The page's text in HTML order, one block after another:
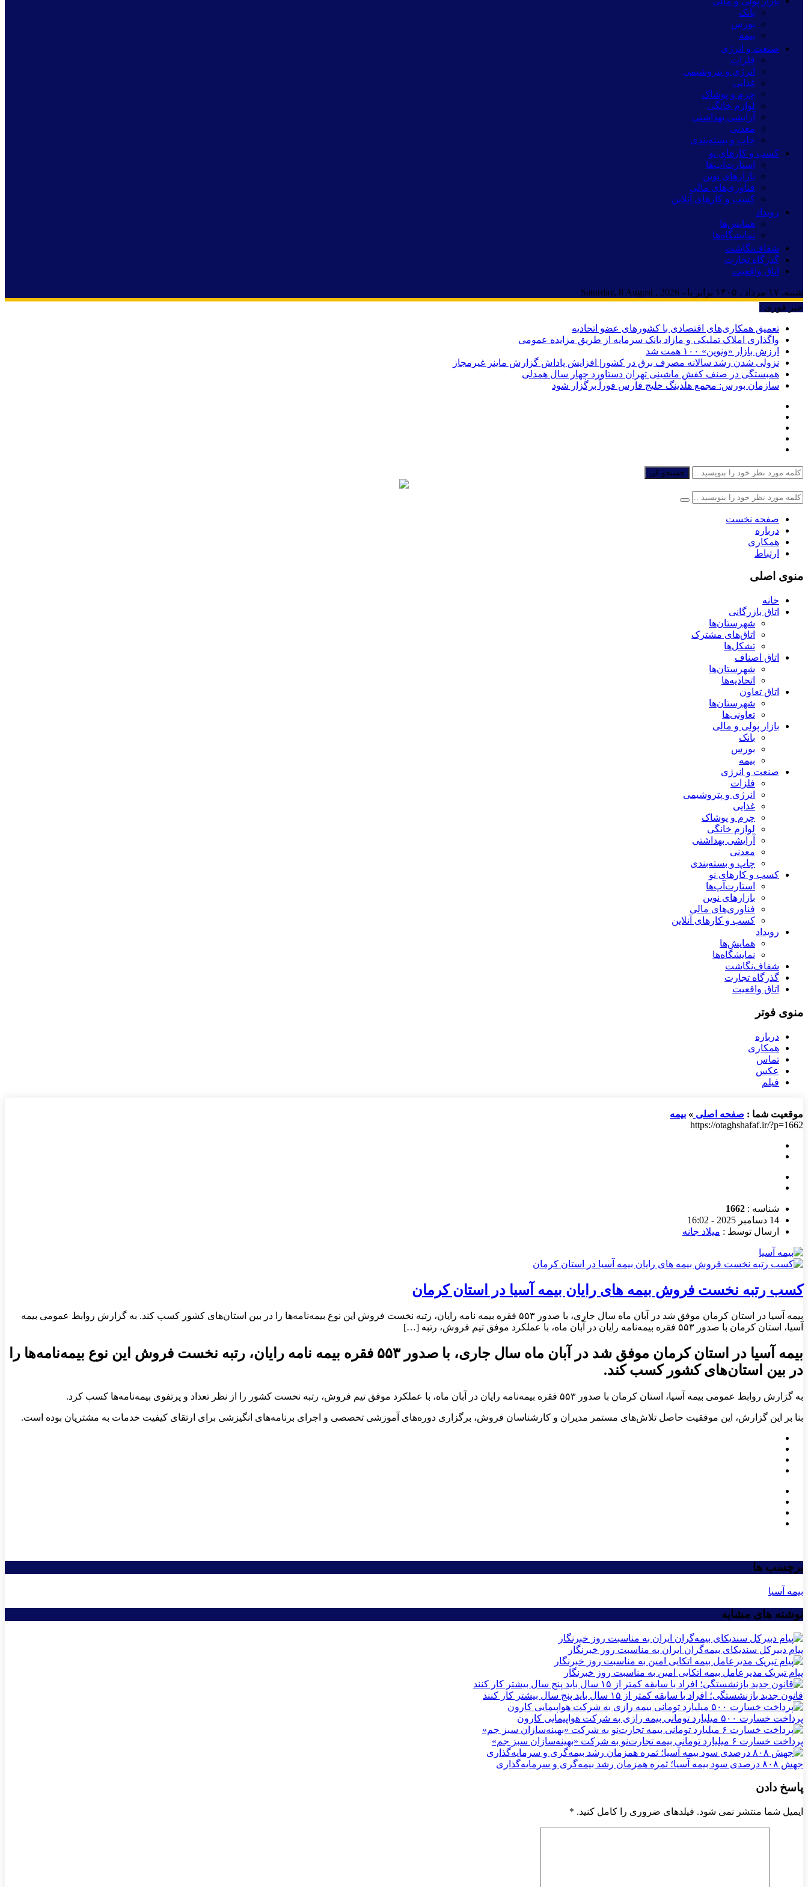
بانک
بورس
بیمه
صنعت و انرژی
فلزات
انرژی و پتروشیمی
غذایی
چرم و پوشاک
لوازم خانگی
آرایشی بهداشتی
معدنی
چاپ و بسته‌بندی
کسب و کارهای نو
استارت‌آپ‌ها
بازارهای نوین
فناوری‌های مالی
کسب و کارهای آنلاین
رویداد
همایش‌ها
نمایشگاه‌ها
شفاف‌نگاشت
گذرگاه تجارت
اتاق واقعیت
شنبه, ۱۷ مرداد , ۱۴۰۵ برابر با - Saturday, 8 August , 2026
خبر فوری :
تعمیق همکاری‌های اقتصادی با کشورهای عضو اتحادیه
واگذاری املاک تملیکی و مازاد بانک سرمایه از طریق مزایده عمومی
ارزش بازار «ونوین» ۱۰۰ همت شد
نزولی شدن رشد سالانه مصرف برق در کشور| افزایش پاداش گزارش ماینر غیرمجاز
همبستگی در صنف کفش ماشینی تهران دستاورد چهار سال همدلی
سازمان بورس: مجمع هلدینگ خلیج فارس فوراً برگزار شود
جستجو کن
صفحه نخست
درباره
همکاری
ارتباط
منوی اصلی
خانه
اتاق بازرگانی
شهرستان‌ها
اتاق‌های مشترک
تشکل‌ها
اتاق اصناف
شهرستان‌ها
اتحادیه‌ها
اتاق تعاون
شهرستان‌ها
تعاونی‌ها
بازار پولی و مالی
بانک
بورس
بیمه
صنعت و انرژی
فلزات
انرژی و پتروشیمی
غذایی
چرم و پوشاک
لوازم خانگی
آرایشی بهداشتی
معدنی
چاپ و بسته‌بندی
کسب و کارهای نو
استارت‌آپ‌ها
بازارهای نوین
فناوری‌های مالی
کسب و کارهای آنلاین
رویداد
همایش‌ها
نمایشگاه‌ها
شفاف‌نگاشت
گذرگاه تجارت
اتاق واقعیت
منوی فوتر
درباره
همکاری
تماس
عکس
فیلم
موقعیت شما : صفحه اصلی » بیمه
https://otaghshafaf.ir/?p=1662
شناسه : 1662
14 دسامبر 2025 - 16:02
ارسال توسط : میلاد جانه
کسب رتبه نخست فروش بیمه های رایان بیمه آسیا در استان کرمان
بیمه آسیا در استان کرمان موفق شد در آبان ماه سال جاری، با صدور ۵۵۳ فقره بیمه نامه رایان، رتبه نخست فروش این نوع بیمه‌نامه‌ها را در بین استان‌های کشور کسب کند. به گزارش روابط عمومی بیمه
آسیا، استان کرمان با صدور ۵۵۳ فقره بیمه‌نامه رایان در آبان ماه، با عملکرد موفق تیم فروش، رتبه […]
بیمه آسیا در استان کرمان موفق شد در آبان ماه سال جاری، با صدور ۵۵۳ فقره بیمه نامه رایان، رتبه نخست فروش این نوع بیمه‌نامه‌ها را
در بین استان‌های کشور کسب کند.
به گزارش روابط عمومی بیمه آسیا، استان کرمان با صدور ۵۵۳ فقره بیمه‌نامه رایان در آبان ماه، با عملکرد موفق تیم فروش، رتبه نخست کشور را از نظر تعداد و پرتفوی بیمه‌نامه‌ها کسب کرد.
بنا بر این گزارش، این موفقیت حاصل تلاش‌های مستمر مدیران و کارشناسان فروش، برگزاری دوره‌های آموزشی تخصصی و اجرای برنامه‌های انگیزشی برای ارتقای کیفیت خدمات به مشتریان بوده است.
برچسب ها
بیمه آسیا
نوشته های مشابه
پیام دبیرکل سندیکای بیمه‌گران ایران به مناسبت روز خبرنگار
پیام تبریک مدیرعامل بیمه اتکایی امین به مناسبت روز خبرنگار
قانون جدید بازنشستگی؛ افراد با سابقه کمتر از ۱۵ سال باید پنج سال بیشتر کار کنند
پرداخت خسارت ۵۰۰ میلیارد تومانی بیمه رازی به شرکت هواپیمایی کارون
پرداخت خسارت ۶ میلیارد تومانی بیمه تجارت‌نو به شرکت «بهینه‌سازان سبز جم»
جهش ۸۰۸ درصدی سود بیمه آسیا؛ ثمره همزمان رشد بیمه‌گری و سرمایه‌گذاری
پاسخ دادن
ایمیل شما منتشر نمی شود. فیلدهای ضروری را کامل کنید. *